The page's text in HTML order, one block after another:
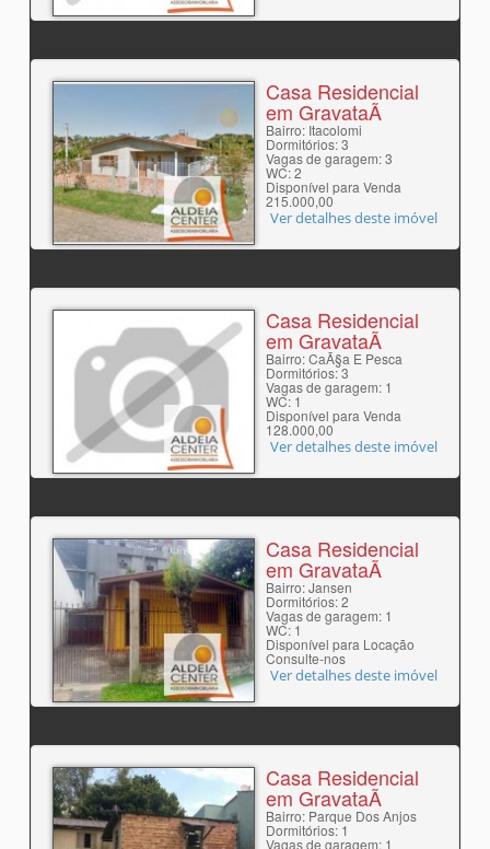
Casa Residencial
em GravataÃ­
Bairro: Itacolomi
Dormitórios: 3
Vagas de garagem: 3
WC: 2
Disponível para Venda
215.000,00
Ver detalhes deste imóvel
Casa Residencial
em GravataÃ­
Bairro: CaÃ§a E Pesca
Dormitórios: 3
Vagas de garagem: 1
WC: 1
Disponível para Venda
128.000,00
Ver detalhes deste imóvel
Casa Residencial
em GravataÃ­
Bairro: Jansen
Dormitórios: 2
Vagas de garagem: 1
WC: 1
Disponível para Locação
Consulte-nos
Ver detalhes deste imóvel
Casa Residencial
em GravataÃ­
Bairro: Parque Dos Anjos
Dormitórios: 1
Vagas de garagem: 1